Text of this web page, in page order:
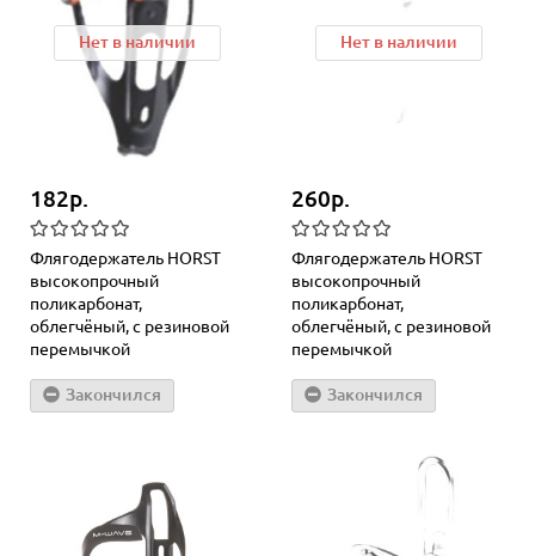
Нет в наличии
182р.
Флягодержатель HORST
высокопрочный
поликарбонат,
облегчёный, с резиновой
перемычкой
Закончился
Нет в наличии
260р.
Флягодержатель HORST
высокопрочный
поликарбонат,
облегчёный, с резиновой
перемычкой
Закончился